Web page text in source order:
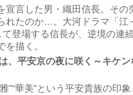
言した男・織田信長。その
れたのか…。大河ドラマ「江
て登場する信長が、逆境の連
描く。
平安京の夜に咲く～キケン
”“華美”という平安貴族の印